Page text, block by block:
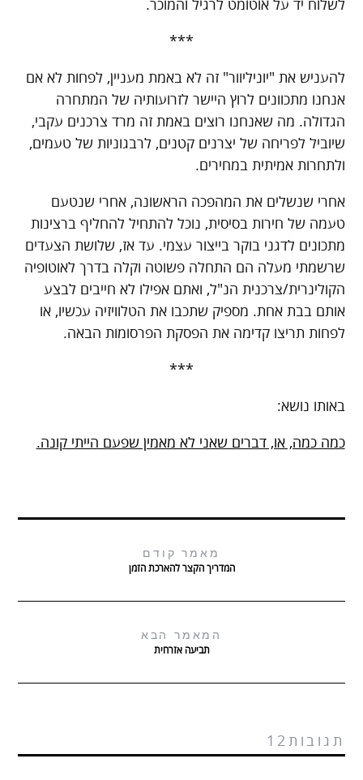
לשלוח יד על אוטומט לרגיל והמוכר.
***
להעניש את "יוניליוור" זה לא באמת מעניין, לפחות לא אם
אנחנו מתכוונים לרוץ היישר לזרועותיה של המתחרה
הגדולה. מה שאנחנו רוצים באמת זה מרד צרכנים עקבי,
שיוביל לפריחה של יצרנים קטנים, לרבגוניות של טעמים,
ולתחרות אמיתית במחירים.
אחרי שנשלים את המהפכה הראשונה, אחרי שנטעם
טעמה של חירות בסיסית, נוכל להתחיל להחליף ברצינות
מתכונים לדגני בוקר בייצור עצמי. עד אז, שלושת הצעדים
שרשמתי מעלה הם התחלה פשוטה וקלה בדרך לאוטופיה
הקולינרית/צרכנית הנ"ל, ואתם אפילו לא חייבים לבצע
אותם בבת אחת. מספיק שתכבו את הטלוויזיה עכשיו, או
לפחות תריצו קדימה את הפסקת הפרסומות הבאה.
***
באותו נושא:
כמה כמה, או, דברים שאני לא מאמין שפעם הייתי קונה.
מאמר קודם
המדריך הקצר להארכת הזמן
המאמר הבא
תביעה אזרחית
תגובות12